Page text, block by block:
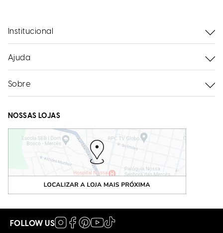
Institucional
Ajuda
Sobre
NOSSAS LOJAS
FOLLOW US